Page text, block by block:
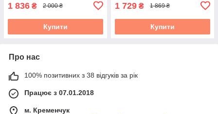
1 836 ₴ 2 000 ₴
Купити
1 729 ₴ 1 869 ₴
Купити
Про нас
100% позитивних з 38 відгуків за рік
Працює з 07.01.2018
м. Кременчук